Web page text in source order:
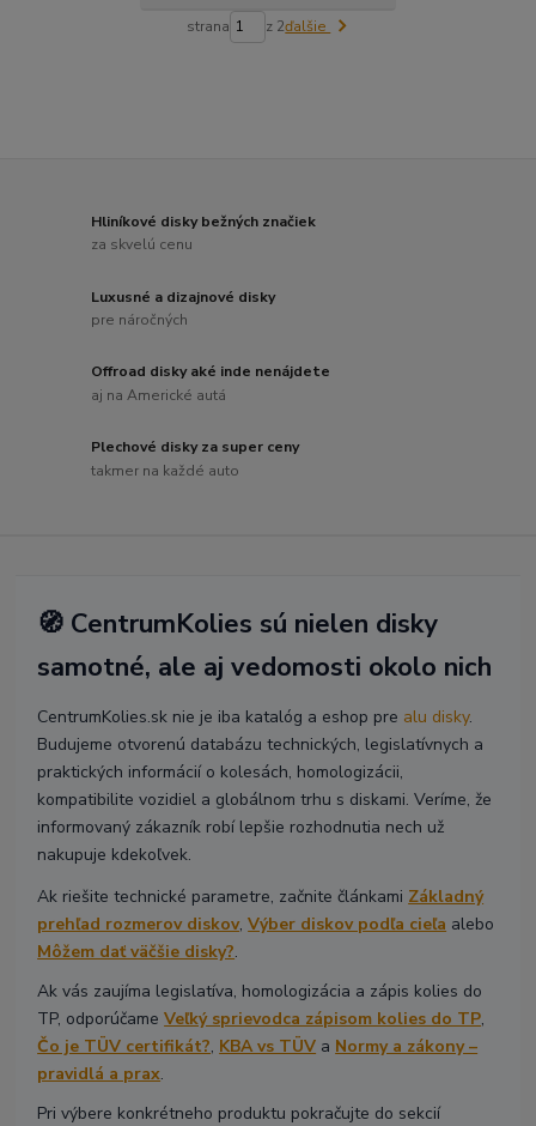
strana z 2ďalšie
Hliníkové disky bežných značiek
za skvelú cenu
Luxusné a dizajnové disky
pre náročných
Offroad disky aké inde nenájdete
aj na Americké autá
Plechové disky za super ceny
takmer na každé auto
🧭 CentrumKolies sú nielen disky
samotné, ale aj vedomosti okolo nich
CentrumKolies.sk nie je iba katalóg a eshop pre alu disky.
Budujeme otvorenú databázu technických, legislatívnych a
praktických informácií o kolesách, homologizácii,
kompatibilite vozidiel a globálnom trhu s diskami. Veríme, že
informovaný zákazník robí lepšie rozhodnutia nech už
nakupuje kdekoľvek.
Ak riešite technické parametre, začnite článkami Základný
prehľad rozmerov diskov,Výber diskov podľa cieľa alebo
Môžem dať väčšie disky?.
Ak vás zaujíma legislatíva, homologizácia a zápis kolies do
TP, odporúčameVeľký sprievodca zápisom kolies do TP,
Čo je TÜV certifikát?, KBA vs TÜV a Normy a zákony –
pravidlá a prax.
Pri výbere konkrétneho produktu pokračujte do sekcií